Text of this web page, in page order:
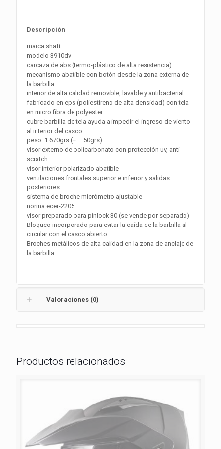
Descripción
marca shaft
modelo 3910dv
carcaza de abs (termo-plástico de alta resistencia)
mecanismo abatible con botón desde la zona externa de
la barbilla
interior de alta calidad removible, lavable y antibacterial
fabricado en eps (poliestireno de alta densidad) con tela
en micro fibra de polyester
cubre barbilla de tela ayuda a impedir el ingreso de viento
al interior del casco
peso: 1.670grs (+ – 50grs)
visor externo de policarbonato con protección uv, anti-
scratch
visor interior polarizado abatible
ventilaciones frontales superior e inferior y salidas
posteriores
sistema de broche micrómetro ajustable
norma ecer-2205
visor preparado para pinlock 30 (se vende por separado)
Bloqueo incorporado para evitar la caída de la barbilla al
circular con el casco abierto
Broches metálicos de alta calidad en la zona de anclaje de
la barbilla.
Valoraciones (0)
Productos relacionados